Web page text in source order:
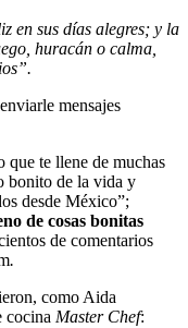
en sus días alegres; y la
huracán o calma,
mensajes
que te llene de muchas
bonito de la vida y
desde México”;
de cosas bonitas
de comentarios
.
como Aida
cocina Master Chef: